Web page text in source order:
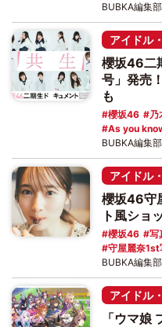
BUBKA編集部
アイドル
櫻坂46二
号」発売
も
櫻坂46 乃
As you
BUBKA編集部
アイドル
櫻坂46守
ト風ショ
櫻坂46 写
守屋麗奈1st
BUBKA編集部
アイドル
「ウマ娘